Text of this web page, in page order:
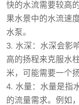
快的水流需要较高
果水景中的水流速
水泵。
3. 水深：水深会影
高的扬程来克服水
米，可能需要一个
4. 水量：水量是指
的流量需求。例如